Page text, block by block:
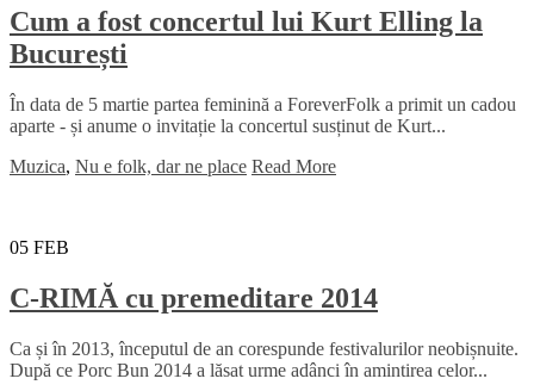
Cum a fost concertul lui Kurt Elling la
București
În data de 5 martie partea feminină a ForeverFolk a primit un cadou
aparte - și anume o invitație la concertul susținut de Kurt...
Muzica, Nu e folk, dar ne place Read More
05 FEB
C-RIMĂ cu premeditare 2014
Ca și în 2013, începutul de an corespunde festivalurilor neobișnuite.
După ce Porc Bun 2014 a lăsat urme adânci în amintirea celor...